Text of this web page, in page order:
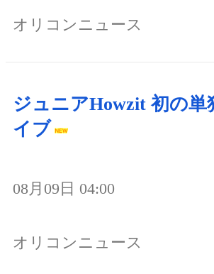
オリコンニュース
ジュニアHowzit 初の単
イブ
08月09日 04:00
オリコンニュース